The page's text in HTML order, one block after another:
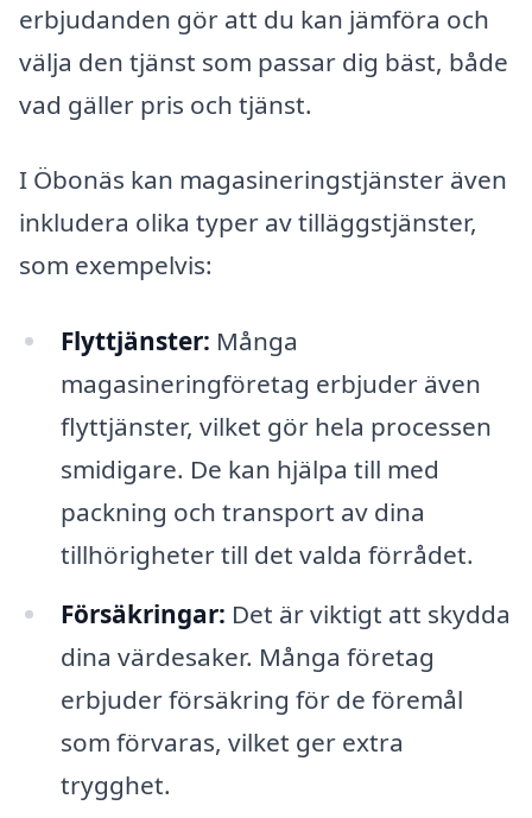
erbjudanden gör att du kan jämföra och
välja den tjänst som passar dig bäst, både
vad gäller pris och tjänst.
I Öbonäs kan magasineringstjänster även
inkludera olika typer av tilläggstjänster,
som exempelvis:
Flyttjänster: Många
magasineringföretag erbjuder även
flyttjänster, vilket gör hela processen
smidigare. De kan hjälpa till med
packning och transport av dina
tillhörigheter till det valda förrådet.
Försäkringar: Det är viktigt att skydda
dina värdesaker. Många företag
erbjuder försäkring för de föremål
som förvaras, vilket ger extra
trygghet.